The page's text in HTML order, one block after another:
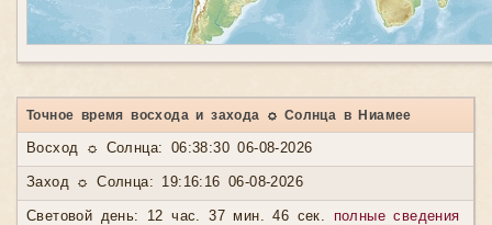
Точное время восхода и захода ☼ Солнца в Ниамее
Восход ☼ Солнца: 06:38:30 06-08-2026
Заход ☼ Солнца: 19:16:16 06-08-2026
Световой день: 12 час. 37 мин. 46 сек. полные сведения